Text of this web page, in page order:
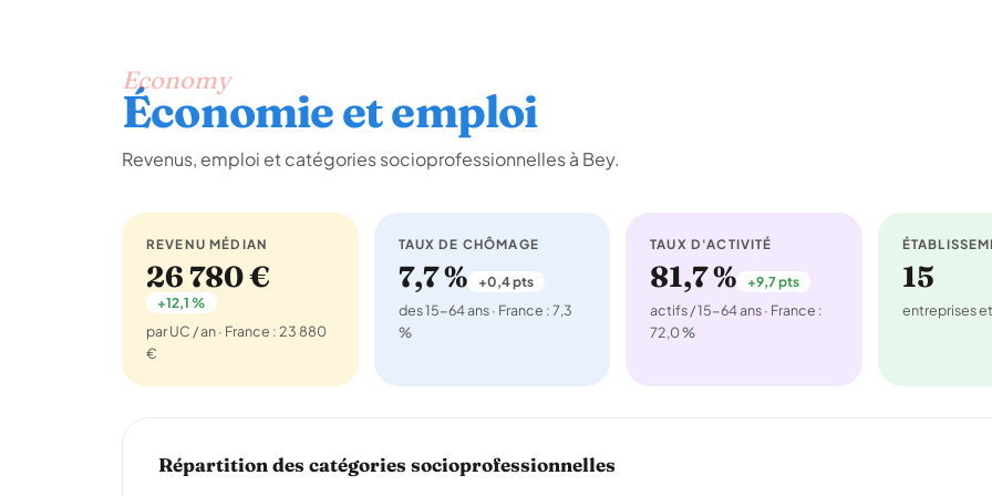
Economy
Économie et emploi
Revenus, emploi et catégories socioprofessionnelles à Bey.
REVENU MÉDIAN
26 780 €
+12,1 %
par UC / an · France : 23 880
€
TAUX DE CHÔMAGE
7,7 % +0,4 pts
des 15-64 ans · France : 7,3
%
TAUX D'ACTIVITÉ
81,7 % +9,7 pts
actifs / 15-64 ans · France :
72,0 %
15
entreprises
Répartition des catégories socioprofessionnelles